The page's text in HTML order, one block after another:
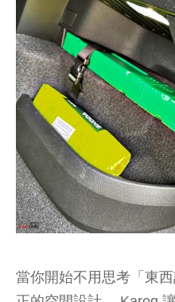
當你開始不用思考「東